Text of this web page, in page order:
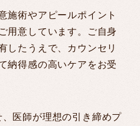
施術やアピールポイント
用意しています。ご自身
したうえで、カウンセリ
納得感の高いケアをお受
医師が理想の引き締めプ